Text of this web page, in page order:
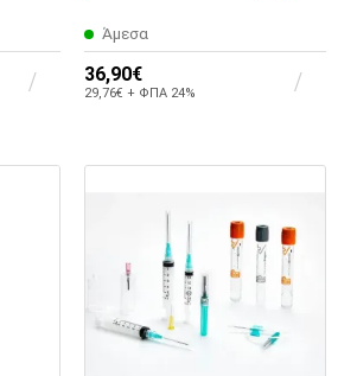
Άμεσα
36,90€
29,76€ + ΦΠΑ 24%